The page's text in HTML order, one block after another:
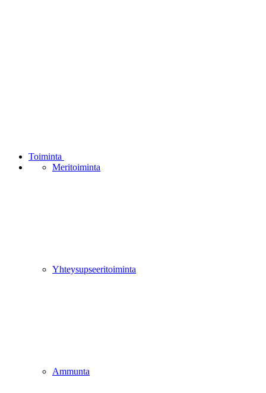
Toiminta
Meritoiminta
Yhteysupseeritoiminta
Ammunta